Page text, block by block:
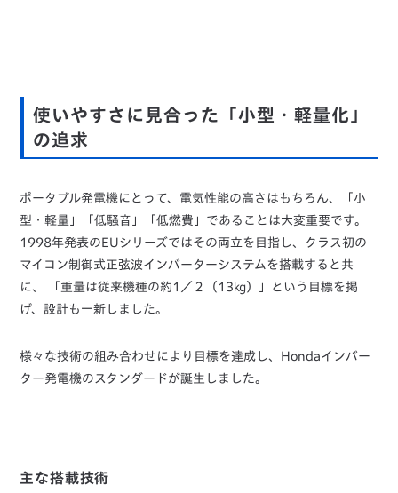
使いやすさに見合った「小型・軽量化」
の追求
ポータブル発電機にとって、電気性能の高さはもちろん、「小
型・軽量」「低騒音」「低燃費」であることは大変重要です。
1998年発表のEUシリーズではその両立を目指し、クラス初の
マイコン制御式正弦波インバーターシステムを搭載すると共
に、 「重量は従来機種の約1／２（13㎏）」という目標を掲
げ、設計も一新しました。
様々な技術の組み合わせにより目標を達成し、Hondaインバー
ター発電機のスタンダードが誕生しました。
主な搭載技術